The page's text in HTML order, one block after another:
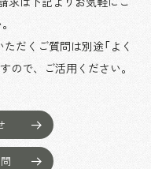
だくご質問は別途「よく
ので、
ご活用ください。